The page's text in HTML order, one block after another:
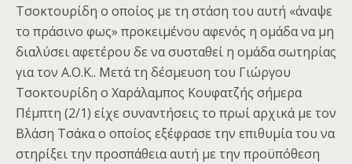
Τσοκτουρίδη ο οποίος με τη στάση του αυτή «άναψε
το πράσινο φως» προκειμένου αφενός η ομάδα να μη
διαλύσει αφετέρου δε να συσταθεί η ομάδα σωτηρίας
για τον Α.Ο.Κ.. Μετά τη δέσμευση του Γιώργου
Τσοκτουρίδη ο Χαράλαμπος Κουφατζής σήμερα
Πέμπτη (2/1) είχε συναντήσεις το πρωί αρχικά με τον
Βλάση Τσάκα ο οποίος εξέφρασε την επιθυμία του να
στηρίξει την προσπάθεια αυτή με την προϋπόθεση